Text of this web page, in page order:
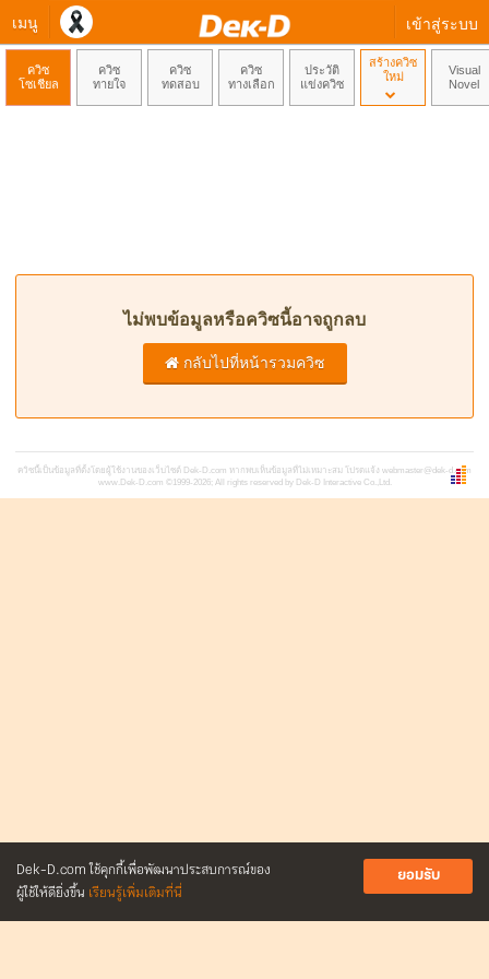
เมนู เข้าสู่ระบบ
Dek-D.com ใช้คุกกี้เพื่อพัฒนาประสบการณ์ของ
ผู้ใช้ให้ดียิ่งขึ้น เรียนรู้เพิ่มเติมที่นี่
ยอมรับ
ควิซ
โซเชียล
ควิซ
ทายใจ
ควิซ
ทดสอบ
ควิซ
ทางเลือก
ประวัติ
แข่งควิซ
สร้างควิซ
ใหม่
Visual
Novel
ไม่พบข้อมูลหรือควิซนี้อาจถูกลบ
กลับไปที่หน้ารวมควิซ
ควิซนี้เป็นข้อมูลที่ตั้งโดยผู้ใช้งานของเว็บไซต์ Dek-D.com หากพบเห็นข้อมูลที่ไม่เหมาะสม โปรดแจ้ง webmaster@dek-d.com
www.Dek-D.com ©1999-2026; All rights reserved by Dek-D Interactive Co.,Ltd.